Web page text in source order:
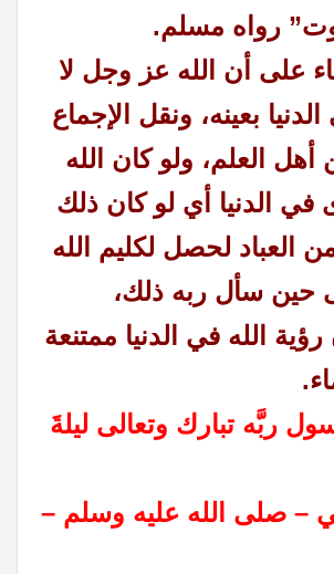
رواه مسلم.
على أن الله عز وجل لا
بعينه، ونقل الإجماع
العلم، ولو كان الله
في الدنيا أي لو كان ذلك
العباد لحصل لكليم الله
حين سأل ربه ذلك،
الله في الدنيا ممتنعة
ربَّه تبارك وتعالى ليلةَ
– صلى الله عليه وسلم –